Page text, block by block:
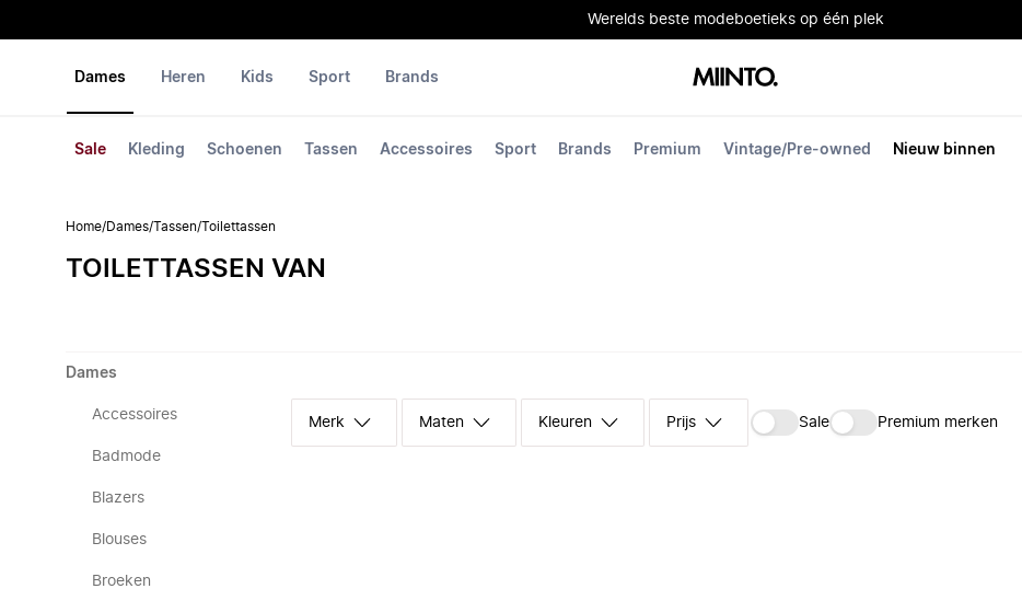
Werelds beste modeboetieks op één plek
Dames
Sale Kleding Schoenen Tassen Accessoires Sport Brands Premium Vintage/Pre-owned Nieuw binnen
Heren Kids Sport Brands
Home/Dames/Tassen/Toilettassen
TOILETTASSEN VAN
Dames
Accessoires
Badmode
Blazers
Blouses
Broeken
Merk Maten Kleuren Prijs Sale Premium merken